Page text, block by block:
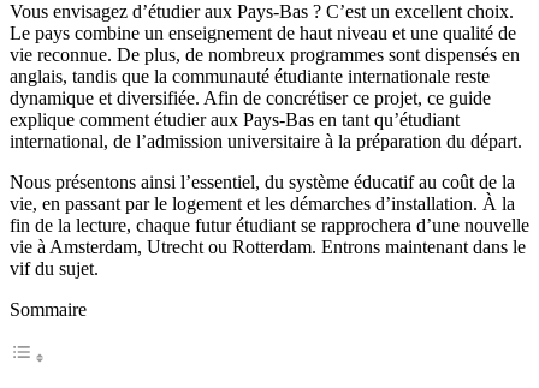
Vous envisagez d’étudier aux Pays-Bas ? C’est un excellent choix.
Le pays combine un enseignement de haut niveau et une qualité de
vie reconnue. De plus, de nombreux programmes sont dispensés en
anglais, tandis que la communauté étudiante internationale reste
dynamique et diversifiée. Afin de concrétiser ce projet, ce guide
explique comment étudier aux Pays-Bas en tant qu’étudiant
international, de l’admission universitaire à la préparation du départ.
Nous présentons ainsi l’essentiel, du système éducatif au coût de la
vie, en passant par le logement et les démarches d’installation. À la
fin de la lecture, chaque futur étudiant se rapprochera d’une nouvelle
vie à Amsterdam, Utrecht ou Rotterdam. Entrons maintenant dans le
vif du sujet.
Sommaire